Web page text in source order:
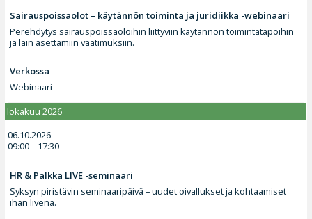
Sairauspoissaolot – käytännön toiminta ja juridiikka -webinaari
Perehdytys sairauspoissaoloihin liittyviin käytännön toimintatapoihin
ja lain asettamiin vaatimuksiin.
Verkossa
Webinaari
lokakuu 2026
06.10.2026
09:00 – 17:30
HR & Palkka LIVE -seminaari
Syksyn piristävin seminaaripäivä – uudet oivallukset ja kohtaamiset
ihan livenä.